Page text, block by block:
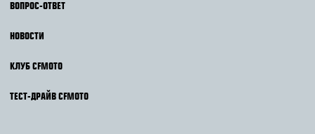
ВОПРОС-ОТВЕТ
НОВОСТИ
КЛУБ CFMOTO
ТЕСТ-ДРАЙВ CFMOTO